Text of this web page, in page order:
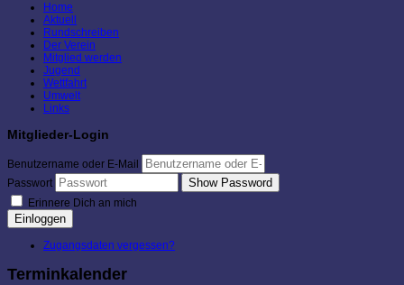
Home
Aktuell
Rundschreiben
Der Verein
Mitglied werden
Jugend
Wettfahrt
Umwelt
Links
Mitglieder-Login
Benutzername oder E-Mail
Passwort
Show Password
Erinnere Dich an mich
Einloggen
Zugangsdaten vergessen?
Terminkalender